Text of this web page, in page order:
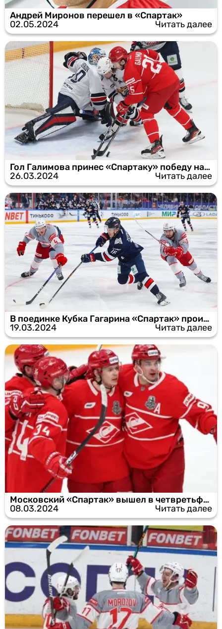
Андрей Миронов перешел в «Спартак»
02.05.2024
Читать далее
Гол Галимова принес «Спартаку» победу над «Металлургом»
26.03.2024
Читать далее
В поединке Кубка Гагарина «Спартак» проиграл «Металлургу»
19.03.2024
Читать далее
Московский «Спартак» вышел в четвретьфинал Кубка Гагарина
08.03.2024
Читать далее